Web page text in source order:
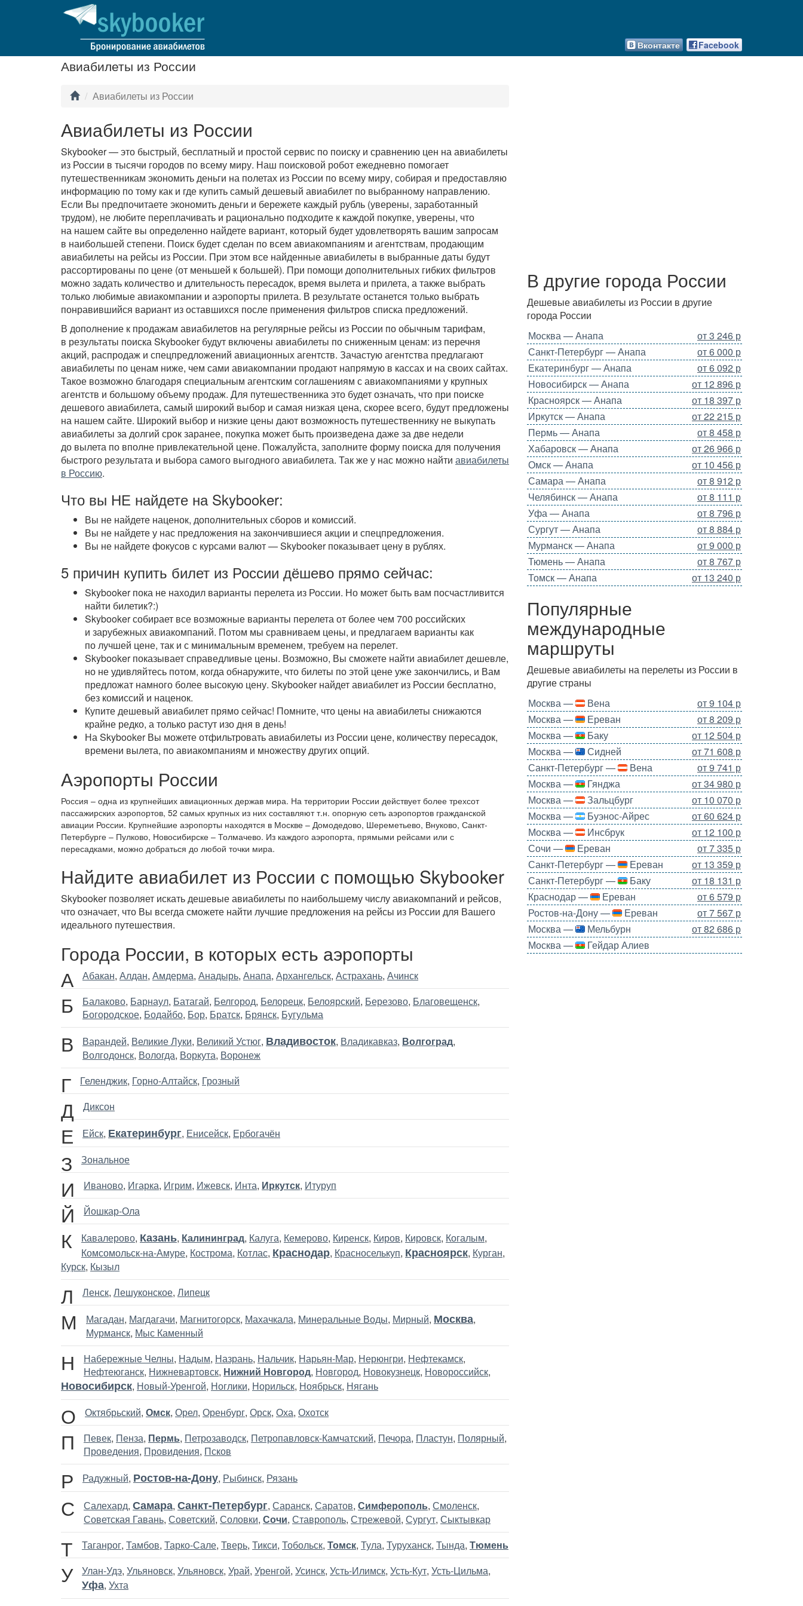
Facebook
Вконтакте
Авиабилеты из России
Авиабилеты из России
Авиабилеты из России
Skybooker — это быстрый, бесплатный и простой сервис по поиску и сравнению цен на авиабилеты
из России в тысячи городов по всему миру. Наш поисковой робот ежедневно помогает
путешественникам экономить деньги на полетах из России по всему миру, собирая и предоставляю
информацию по тому как и где купить самый дешевый авиабилет по выбранному направлению.
Если Вы предпочитаете экономить деньги и бережете каждый рубль (уверены, заработанный
трудом), не любите переплачивать и рационально подходите к каждой покупке, уверены, что
на нашем сайте вы определенно найдете вариант, который будет удовлетворять вашим запросам
в наибольшей степени. Поиск будет сделан по всем авиакомпаниям и агентствам, продающим
авиабилеты на рейсы из России. При этом все найденные авиабилеты в выбранные даты будут
рассортированы по цене (от меньшей к большей). При помощи дополнительных гибких фильтров
можно задать количество и длительность пересадок, время вылета и прилета, а также выбрать
только любимые авиакомпании и аэропорты прилета. В результате останется только выбрать
понравившийся вариант из оставшихся после применения фильтров списка предложений.
В дополнение к продажам авиабилетов на регулярные рейсы из России по обычным тарифам,
в результаты поиска Skybooker будут включены авиабилеты по сниженным ценам: из перечня
акций, распродаж и спецпредложений авиационных агентств. Зачастую агентства предлагают
авиабилеты по ценам ниже, чем сами авиакомпании продают напрямую в кассах и на своих сайтах.
Такое возможно благодаря специальным агентским соглашениям с авиакомпаниями у крупных
агентств и большому объему продаж. Для путешественника это будет означать, что при поиске
дешевого авиабилета, самый широкий выбор и самая низкая цена, скорее всего, будут предложены
на нашем сайте. Широкий выбор и низкие цены дают возможность путешественнику не выкупать
авиабилеты за долгий срок заранее, покупка может быть произведена даже за две недели
до вылета по вполне привлекательной цене. Пожалуйста, заполните форму поиска для получения
быстрого результата и выбора самого выгодного авиабилета. Так же у нас можно найти авиабилеты
в Россию.
Что вы НЕ найдете на Skybooker:
Вы не найдете наценок, дополнительных сборов и комиссий.
Вы не найдете у нас предложения на закончившиеся акции и спецпредложения.
Вы не найдете фокусов с курсами валют — Skybooker показывает цену в рублях.
5 причин купить билет из России дёшево прямо сейчас:
Skybooker пока не находил варианты перелета из России. Но может быть вам посчастливится
найти билетик?:)
Skybooker собирает все возможные варианты перелета от более чем 700 российских
и зарубежных авиакомпаний. Потом мы сравниваем цены, и предлагаем варианты как
по лучшей цене, так и с минимальным временем, требуем на перелет.
Skybooker показывает справедливые цены. Возможно, Вы сможете найти авиабилет дешевле,
но не удивляйтесь потом, когда обнаружите, что билеты по этой цене уже закончились, и Вам
предложат намного более высокую цену. Skybooker найдет авиабилет из России бесплатно,
без комиссий и наценок.
Купите дешевый авиабилет прямо сейчас! Помните, что цены на авиабилеты снижаются
крайне редко, а только растут изо дня в день!
На Skybooker Вы можете отфильтровать авиабилеты из России цене, количеству пересадок,
времени вылета, по авиакомпаниям и множеству других опций.
Аэропорты России
Россия – одна из крупнейших авиационных держав мира. На территории России действует более трехсот
пассажирских аэропортов, 52 самых крупных из них составляют т.н. опорную сеть аэропортов гражданской
авиации России. Крупнейшие аэропорты находятся в Москве – Домодедово, Шереметьево, Внуково, Санкт-
Петербурге – Пулково, Новосибирске – Толмачево. Из каждого аэропорта, прямыми рейсами или с
пересадками, можно добраться до любой точки мира.
Найдите авиабилет из России с помощью Skybooker
Skybooker позволяет искать дешевые авиабилеты по наибольшему числу авиакомпаний и рейсов,
что означает, что Вы всегда сможете найти лучшие предложения на рейсы из России для Вашего
идеального путешествия.
Города России, в которых есть аэропорты
А Абакан, Алдан, Амдерма, Анадырь, Анапа, Архангельск, Астрахань, Ачинск
Б Балаково, Барнаул, Батагай, Белгород, Белорецк, Белоярский, Березово, Благовещенск,
Богородское, Бодайбо, Бор, Братск, Брянск, Бугульма
В Варандей, Великие Луки, Великий Устюг, Владивосток, Владикавказ, Волгоград,
Волгодонск, Вологда, Воркута, Воронеж
Г Геленджик, Горно-Алтайск, Грозный
Д Диксон
Е Ейск, Екатеринбург, Енисейск, Ербогачён
З Зональное
И Иваново, Игарка, Игрим, Ижевск, Инта, Иркутск, Итуруп
Й Йошкар-Ола
К Кавалерово, Казань, Калининград, Калуга, Кемерово, Киренск, Киров, Кировск, Когалым,
Комсомольск-на-Амуре, Кострома, Котлас, Краснодар, Красноселькуп, Красноярск, Курган,
Курск, Кызыл
Л Ленск, Лешуконское, Липецк
М Магадан, Магдагачи, Магнитогорск, Махачкала, Минеральные Воды, Мирный, Москва,
Мурманск, Мыс Каменный
Н Набережные Челны, Надым, Назрань, Нальчик, Нарьян-Мар, Нерюнгри, Нефтекамск,
Нефтеюганск, Нижневартовск, Нижний Новгород, Новгород, Новокузнецк, Новороссийск,
Новосибирск, Новый-Уренгой, Ноглики, Норильск, Ноябрьск, Нягань
О Октябрьский, Омск, Орел, Оренбург, Орск, Оха, Охотск
П Певек, Пенза, Пермь, Петрозаводск, Петропавловск-Камчатский, Печора, Пластун, Полярный,
Проведения, Провидения, Псков
Р Радужный, Ростов-на-Дону, Рыбинск, Рязань
С Салехард, Самара, Санкт-Петербург, Саранск, Саратов, Симферополь, Смоленск,
Советская Гавань, Советский, Соловки, Сочи, Ставрополь, Стрежевой, Сургут, Сыктывкар
Т Таганрог, Тамбов, Тарко-Сале, Тверь, Тикси, Тобольск, Томск, Тула, Туруханск, Тында, Тюмень
У Улан-Удэ, Ульяновск, Ульяновск, Урай, Уренгой, Усинск, Усть-Илимск, Усть-Кут, Усть-Цильма,
Уфа, Ухта
В другие города России
Дешевые авиабилеты из России в другие
города России
Москва — Анапа
от 3 246 р
Санкт-Петербург — Анапа
от 6 000 р
Екатеринбург — Анапа
от 6 092 р
Новосибирск — Анапа
от 12 896 р
Красноярск — Анапа
от 18 397 р
Иркутск — Анапа
от 22 215 р
Пермь — Анапа
от 8 458 р
Хабаровск — Анапа
от 26 966 р
Омск — Анапа
от 10 456 р
Самара — Анапа
от 8 912 р
Челябинск — Анапа
от 8 111 р
Уфа — Анапа
от 8 796 р
Сургут — Анапа
от 8 884 р
Мурманск — Анапа
от 9 000 р
Тюмень — Анапа
от 8 767 р
Томск — Анапа
от 13 240 р
Популярные
международные
маршруты
Дешевые авиабилеты на перелеты из России в
другие страны
Москва —
Вена
от 9 104 р
Москва —
Ереван
от 8 209 р
Москва —
Баку
от 12 504 р
Москва —
Сидней
от 71 608 р
Санкт-Петербург —
Вена
от 9 741 р
Москва —
Гянджа
от 34 980 р
Москва —
Зальцбург
от 10 070 р
Москва —
Буэнос-Айрес
от 60 624 р
Москва —
Инсбрук
от 12 100 р
Сочи —
Ереван
от 7 335 р
Санкт-Петербург —
Ереван
от 13 359 р
Санкт-Петербург —
Баку
от 18 131 р
Краснодар —
Ереван
от 6 579 р
Ростов-на-Дону —
Ереван
от 7 567 р
Москва —
Мельбурн
от 82 686 р
Москва —
Гейдар Алиев